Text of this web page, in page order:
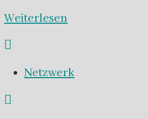
Weiterlesen
Netzwerk